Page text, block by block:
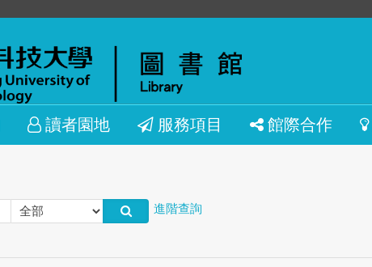
讀者園地 服務項目 館際合作
進階查詢